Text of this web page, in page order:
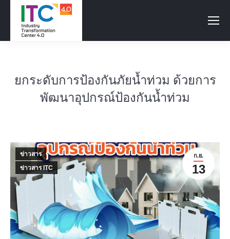
ยกระดับการป้องกันภัยน้ำท่วม ด้วยการ
พัฒนาอุปกรณ์ป้องกันน้ำท่วม
ก.ย.
13
ข่าวสาร
ข่าวสาร ITC